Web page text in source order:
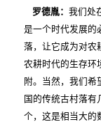
罗德胤：我们处
是一个时代发展的
落，让它成为对农
农耕时代的生存环
附。当然，我们希
国的传统古村落有
个，这是相当大的